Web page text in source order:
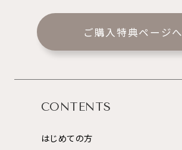
ご購入特典ページへ
CONTENTS
はじめての方